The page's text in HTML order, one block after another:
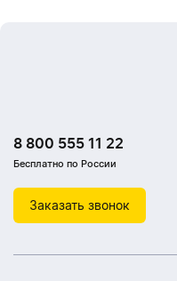
8 800 555 11 22
Бесплатно по России
Заказать звонок